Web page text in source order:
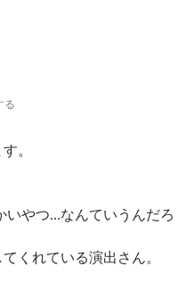
る
。
いやつ…なんていうんだろ
くれている演出さん。